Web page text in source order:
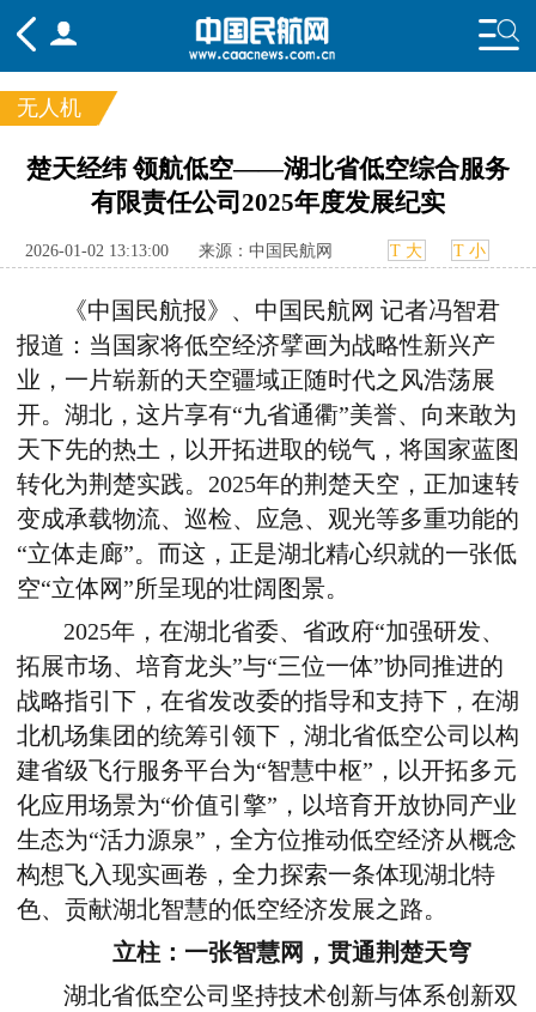
频道
要闻 国内 国际
航图 智库 专题 舆情
无人机
楚天经纬 领航低空——湖北省低空综合服务
有限责任公司2025年度发展纪实
2026-01-02 13:13:00 来源：中国民航网 T 大 T 小
《中国民航报》、中国民航网 记者冯智君
报道： 当国家将低空经济擘画为战略性新兴产
业，一片崭新的天空疆域正随时代之风浩荡展
开。湖北，这片享有“九省通衢”美誉、向来敢为
天下先的热土，以开拓进取的锐气，将国家蓝图
转化为荆楚实践。 2025年的荆楚天空，正加速转
变成承载物流、巡检、应急、观光等多重功能的
“立体走廊”。而这，正是湖北精心织就的一张低
空“立体网”所呈现的壮阔图景。
2025年，在湖北省委、省政府“加强研发、
拓展市场、培育龙头”与“三位一体”协同推进的
战略指引下，在省发改委的指导和支持下，在湖
北机场集团的统筹引领下，湖北省低空公司以构
建省级飞行服务平台为“智慧中枢”，以开拓多元
化应用场景为“价值引擎”，以培育开放协同产业
生态为“活力源泉”，全方位推动低空经济从概念
构想飞入现实画卷，全力探索一条体现湖北特
色、贡献湖北智慧的低空经济发展之路。
立柱：一张智慧网，贯通荆楚天穹
湖北省低空公司坚持技术创新与体系创新双